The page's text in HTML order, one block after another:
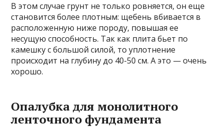
В этом случае грунт не только ровняется, он еще
становится более плотным: щебень вбивается в
расположенную ниже породу, повышая ее
несущую способность. Так как плита бьет по
камешку с большой силой, то уплотнение
происходит на глубину до 40-50 см. А это — очень
хорошо.
Опалубка для монолитного
ленточного фундамента